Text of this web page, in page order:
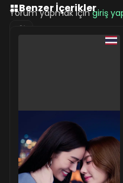
Yorum yapmak içingiriş
Benzer İçerikler